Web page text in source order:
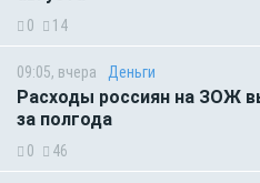
0 14
09:05, вчера Деньги
Расходы россиян на ЗОЖ
за полгода
0 46